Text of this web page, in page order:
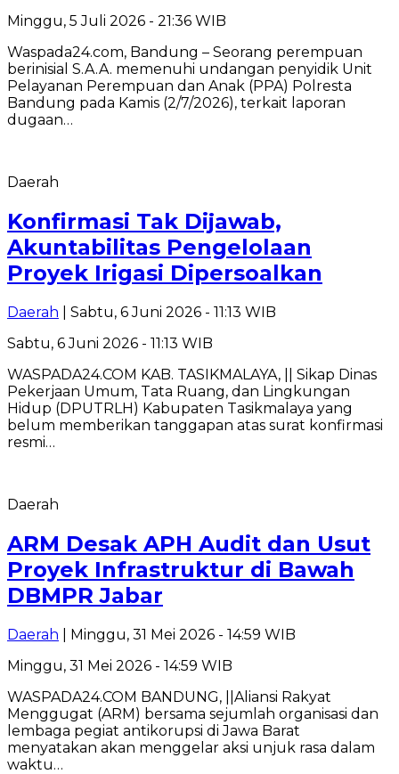
Minggu, 5 Juli 2026 - 21:36 WIB
Waspada24.com, Bandung – Seorang perempuan
berinisial S.A.A. memenuhi undangan penyidik Unit
Pelayanan Perempuan dan Anak (PPA) Polresta
Bandung pada Kamis (2/7/2026), terkait laporan
dugaan…
Daerah
Konfirmasi Tak Dijawab,
Akuntabilitas Pengelolaan
Proyek Irigasi Dipersoalkan
Daerah | Sabtu, 6 Juni 2026 - 11:13 WIB
Sabtu, 6 Juni 2026 - 11:13 WIB
WASPADA24.COM KAB. TASIKMALAYA, || Sikap Dinas
Pekerjaan Umum, Tata Ruang, dan Lingkungan
Hidup (DPUTRLH) Kabupaten Tasikmalaya yang
belum memberikan tanggapan atas surat konfirmasi
resmi…
Daerah
ARM Desak APH Audit dan Usut
Proyek Infrastruktur di Bawah
DBMPR Jabar
Daerah | Minggu, 31 Mei 2026 - 14:59 WIB
Minggu, 31 Mei 2026 - 14:59 WIB
WASPADA24.COM BANDUNG, ||Aliansi Rakyat
Menggugat (ARM) bersama sejumlah organisasi dan
lembaga pegiat antikorupsi di Jawa Barat
menyatakan akan menggelar aksi unjuk rasa dalam
waktu…